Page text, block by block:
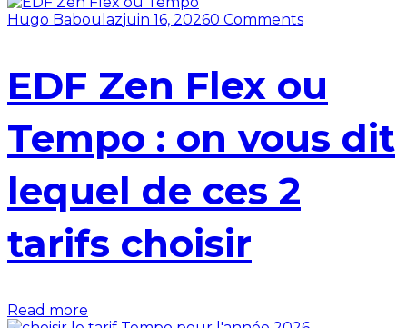
Hugo Baboulazjuin 16, 20260 Comments
EDF Zen Flex ou
Tempo : on vous dit
lequel de ces 2
tarifs choisir
Read more